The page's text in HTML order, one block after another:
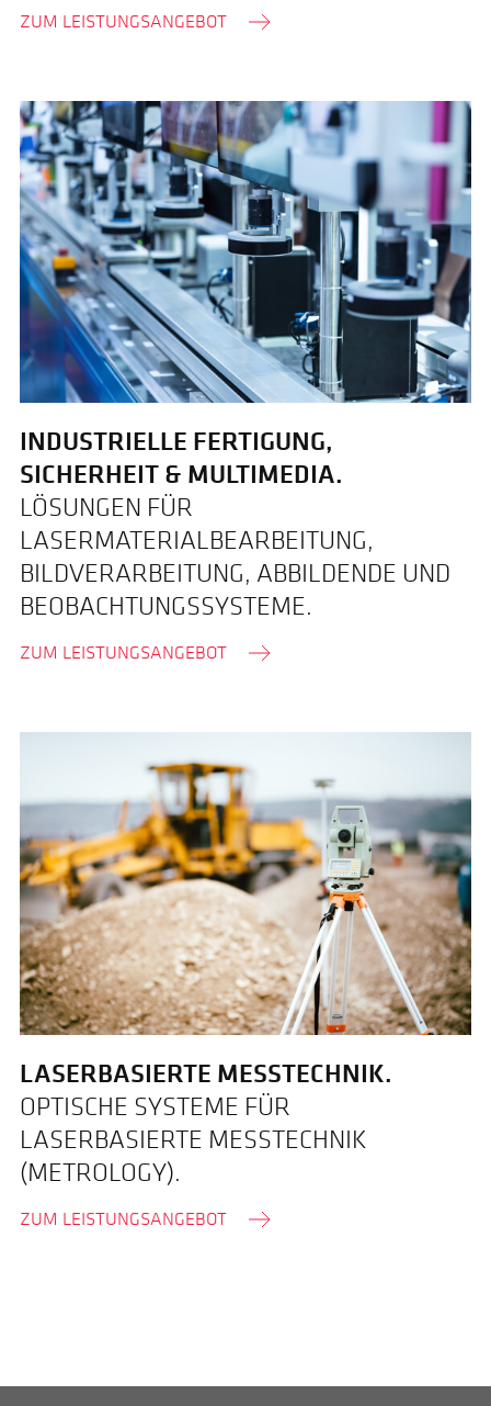
ZUM LEISTUNGSANGEBOT
INDUSTRIELLE FERTIGUNG,
SICHERHEIT & MULTIMEDIA.
LÖSUNGEN FÜR
LASERMATERIALBEARBEITUNG,
BILDVERARBEITUNG, ABBILDENDE UND
BEOBACHTUNGSSYSTEME.
ZUM LEISTUNGSANGEBOT
LASERBASIERTE MESSTECHNIK.
OPTISCHE SYSTEME FÜR
LASERBASIERTE MESSTECHNIK
(METROLOGY).
ZUM LEISTUNGSANGEBOT